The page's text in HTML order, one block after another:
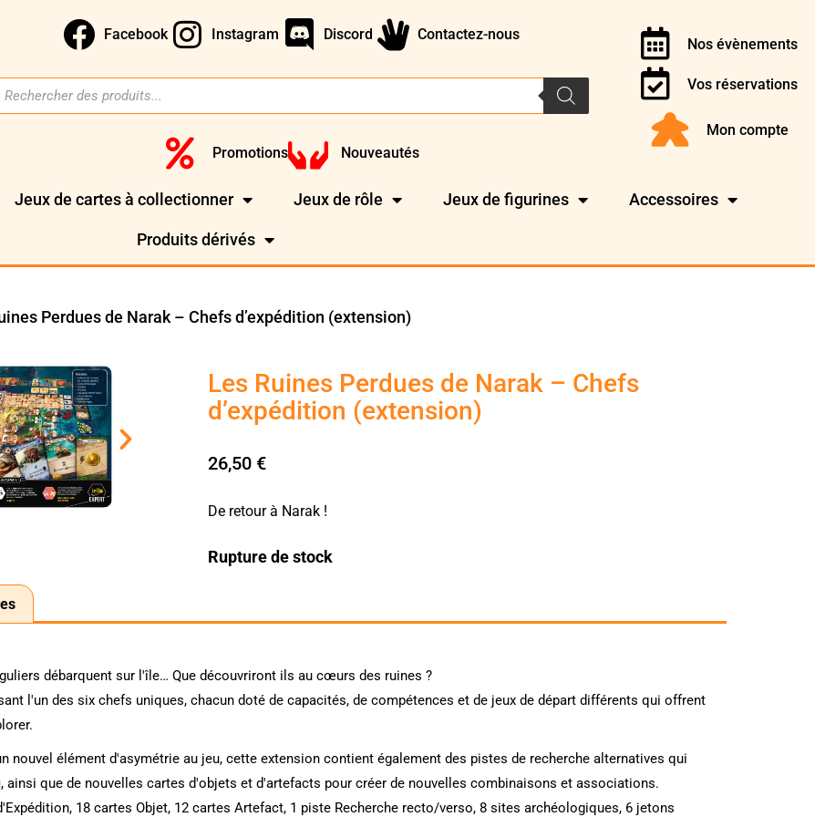
Facebook Instagram Discord Contactez-nous
Promotions Nouveautés
Nos évènements
Vos réservations
Mon compte
Jeux de cartes à collectionner Jeux de rôle Jeux de figurines Accessoires
Produits dérivés
Perdues de Narak – Chefs d’expédition (extension)
Les Ruines Perdues de Narak – Chefs
d’expédition (extension)
26,50 €
De retour à Narak !
Rupture de stock
débarquent sur l'île… Que découvriront ils au cœurs des ruines ?
l'un des six chefs uniques, chacun doté de capacités, de compétences et de jeux de départ différents qui offrent
nouvel élément d'asymétrie au jeu, cette extension contient également des pistes de recherche alternatives qui
ainsi que de nouvelles cartes d'objets et d'artefacts pour créer de nouvelles combinaisons et associations.
18 cartes Objet, 12 cartes Artefact, 1 piste Recherche recto/verso, 8 sites archéologiques, 6 jetons